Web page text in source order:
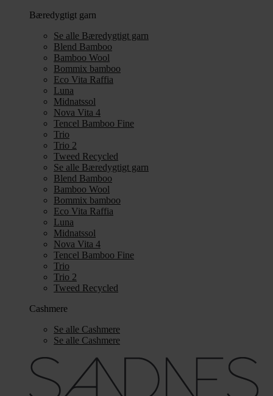
Bæredygtigt garn
Se alle Bæredygtigt garn
Blend Bamboo
Bamboo Wool
Bommix bamboo
Eco Vita Raffia
Luna
Midnatssol
Nova Vita 4
Tencel Bamboo Fine
Trio
Trio 2
Tweed Recycled
Se alle Bæredygtigt garn
Blend Bamboo
Bamboo Wool
Bommix bamboo
Eco Vita Raffia
Luna
Midnatssol
Nova Vita 4
Tencel Bamboo Fine
Trio
Trio 2
Tweed Recycled
Cashmere
Se alle Cashmere
Se alle Cashmere